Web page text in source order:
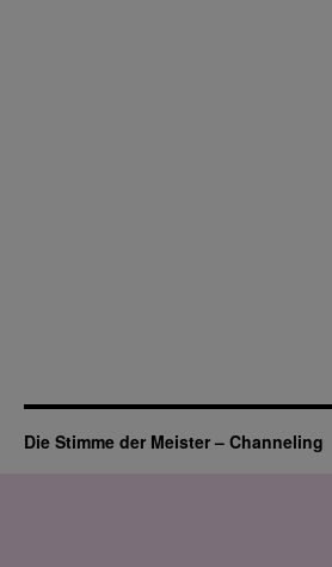
Die Stimme der Meister – Channeling